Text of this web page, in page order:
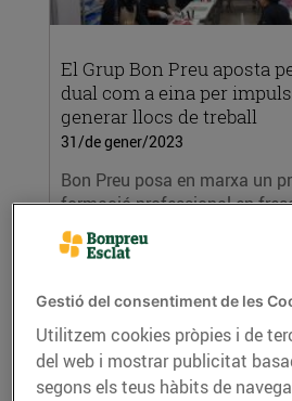
El Grup Bon Preu aposta
dual com a eina per
generar llocs de treball
31/de gener/2023
Bon Preu posa en marxa un
formació professional en
situació...
LLEGIR MÉS
Gestió del consentiment de les
Utilitzem cookies pròpies i de
del web i mostrar publicitat
segons els teus hàbits de